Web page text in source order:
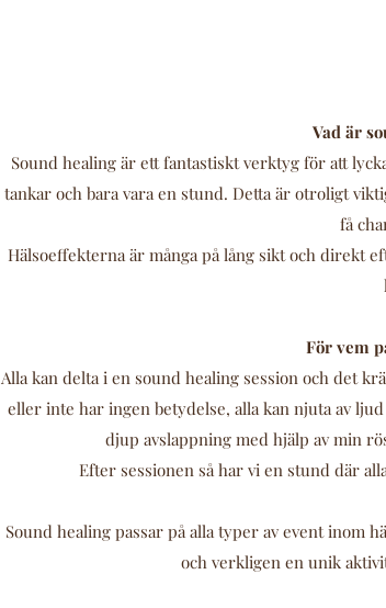
Vad är
Sound healing är ett fantastiskt verktyg för att
tankar och bara vara en stund. Detta är otroligt
få
Hälsoeffekterna är många på lång sikt och direkt
För vem
Alla kan delta i en sound healing session och det
eller inte har ingen betydelse, alla kan njuta av
djup avslappning med hjälp av min
Efter sessionen så har vi en stund där
Sound healing passar på alla typer av event inom
och verkligen en unik